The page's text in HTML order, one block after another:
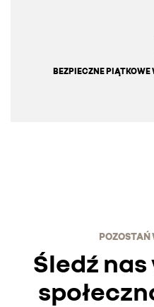
BEZPIECZNE
POZOSTAŃ
Śledź